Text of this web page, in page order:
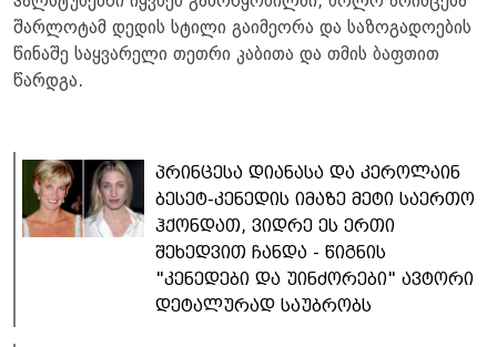
შარლოტამ დედის სტილი გაიმეორა და საზოგადოების
წინაშე საყვარელი თეთრი კაბითა და თმის ბაფთით
წარდგა.
პრინცესა დიანასა და კეროლაინ
ბესეტ-კენედის იმაზე მეტი საერთო
ჰქონდათ, ვიდრე ეს ერთი
შეხედვით ჩანდა - წიგნის
"კენედები და უინძორები" ავტორი
დეტალურად საუბრობს